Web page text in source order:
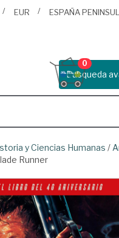
EUR ESPAÑA
Busqueda
0
y Ciencias Humanas /
Runner